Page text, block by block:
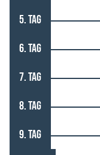
5. TAG
6. TAG
7. TAG
8. TAG
9. TAG